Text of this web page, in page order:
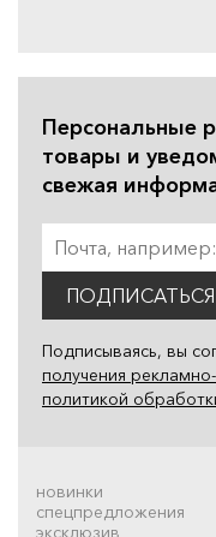
Персональные
товары и
свежая
ПОДПИСАТЬСЯ
Подписываясь, вы
получения
политикой
новинки
спецпредложения
эксклюзив